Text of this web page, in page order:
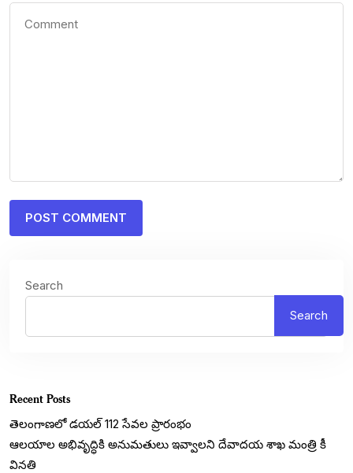
Search
Search
Recent Posts
తెలంగాణలో డయల్‌ 112 సేవల ప్రారంభం
ఆలయాల అభివృద్ధికి అనుమతులు ఇవ్వాలని దేవాదయ శాఖ మంత్రి కీ
వినతి